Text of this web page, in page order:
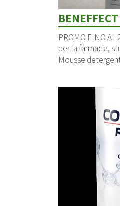
PROMO FINO
per la farmacia,
Mousse